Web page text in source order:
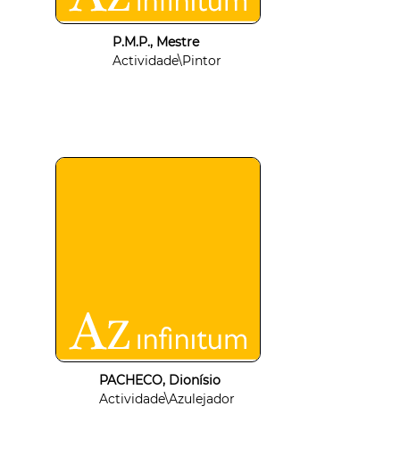
P.M.P., Mestre
Actividade\Pintor
PACHECO, Dionísio
Actividade\Azulejador